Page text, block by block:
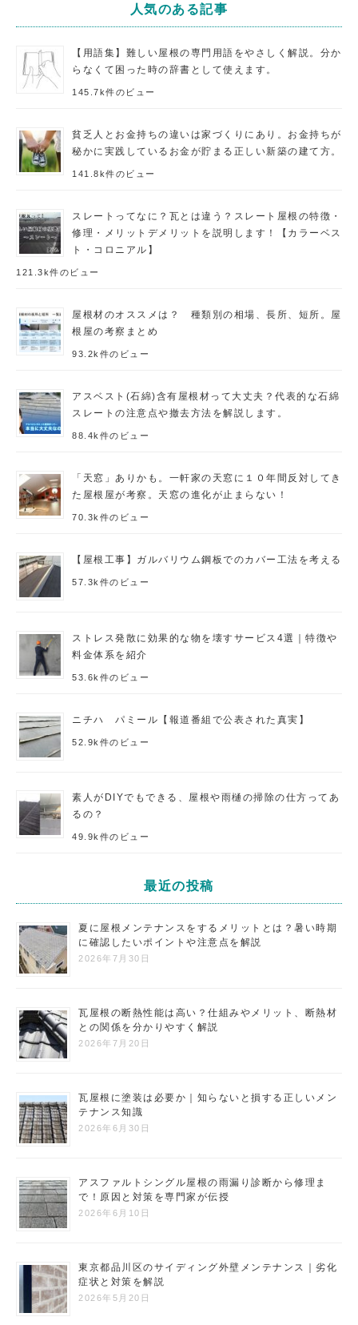
人気のある記事
【用語集】難しい屋根の専門用語をやさしく解説。分か
らなくて困った時の辞書として使えます。
145.7k件のビュー
貧乏人とお金持ちの違いは家づくりにあり。お金持ちが
秘かに実践しているお金が貯まる正しい新築の建て方。
141.8k件のビュー
スレートってなに？瓦とは違う？スレート屋根の特徴・
修理・メリットデメリットを説明します！【カラーベス
ト・コロニアル】
121.3k件のビュー
屋根材のオススメは？ 種類別の相場、長所、短所。屋
根屋の考察まとめ
93.2k件のビュー
アスベスト(石綿)含有屋根材って大丈夫？代表的な石綿
スレートの注意点や撤去方法を解説します。
88.4k件のビュー
「天窓」ありかも。一軒家の天窓に１０年間反対してき
た屋根屋が考察。天窓の進化が止まらない！
70.3k件のビュー
【屋根工事】ガルバリウム鋼板でのカバー工法を考える
57.3k件のビュー
ストレス発散に効果的な物を壊すサービス4選｜特徴や
料金体系を紹介
53.6k件のビュー
ニチハ パミール【報道番組で公表された真実】
52.9k件のビュー
素人がDIYでもできる、屋根や雨樋の掃除の仕方ってあ
るの？
49.9k件のビュー
最近の投稿
夏に屋根メンテナンスをするメリットとは？暑い時期
に確認したいポイントや注意点を解説
2026年7月30日
瓦屋根の断熱性能は高い？仕組みやメリット、断熱材
との関係を分かりやすく解説
2026年7月20日
瓦屋根に塗装は必要か｜知らないと損する正しいメン
テナンス知識
2026年6月30日
アスファルトシングル屋根の雨漏り診断から修理ま
で！原因と対策を専門家が伝授
2026年6月10日
東京都品川区のサイディング外壁メンテナンス｜劣化
症状と対策を解説
2026年5月20日